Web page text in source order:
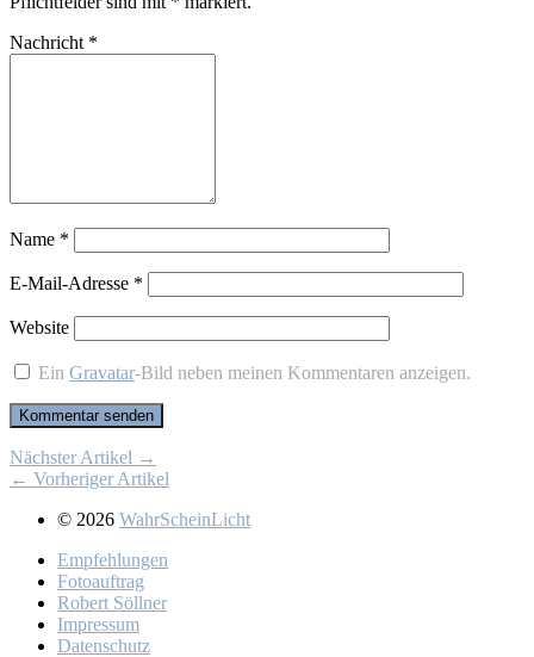
Nachricht *
Name *
E-Mail-Adresse *
Website
EinGravatar-Bild neben meinen Kommentaren anzeigen.
Nächster Artikel →
← Vorheriger Artikel
© 2026 WahrScheinLicht
Emp­feh­lun­gen
Fo­to­auf­trag
Ro­bert Söll­ner
Im­pres­sum
Da­ten­schutz